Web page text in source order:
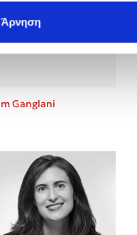
Άρνηση
Ganglani